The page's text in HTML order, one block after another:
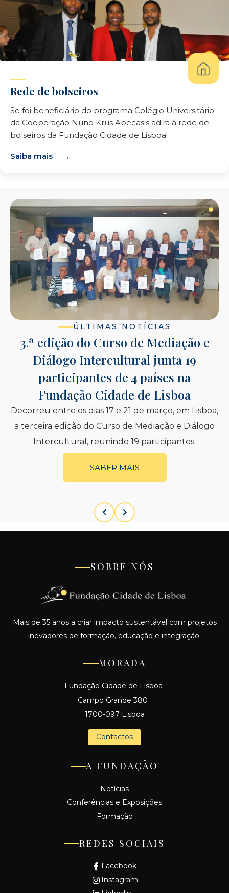
Rede de bolseiros
Se foi beneficiário do programa Colégio Universitário
da Cooperação Nuno Krus Abecasis adira à rede de
bolseiros da Fundação Cidade de Lisboa!
Saiba mais
ÚLTIMAS NOTÍCIAS
3.ª edição do Curso de Mediação e
Diálogo Intercultural junta 19
participantes de 4 países na
Fundação Cidade de Lisboa
Decorreu entre os dias 17 e 21 de março, em Lisboa,
a terceira edição do Curso de Mediação e Diálogo
Intercultural, reunindo 19 participantes.
SABER MAIS
SOBRE NÓS
Mais de 35 anos a criar impacto sustentável com projetos
inovadores de formação, educação e integração.
MORADA
Fundação Cidade de Lisboa
Campo Grande 380
1700-097 Lisboa
Contactos
A FUNDAÇÃO
Notícias
Conferências e Exposições
Formação
REDES SOCIAIS
Facebook
Instagram